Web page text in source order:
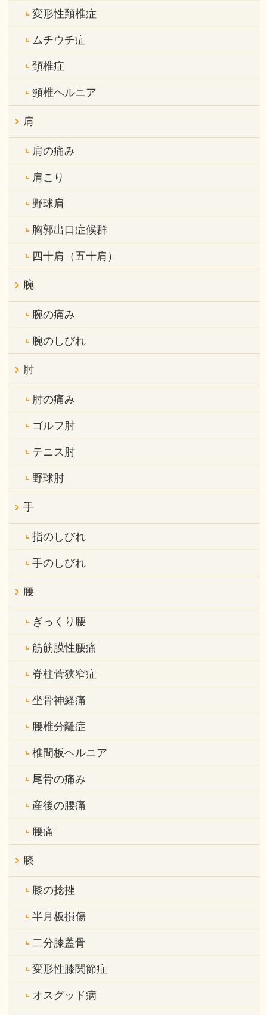
変形性頚椎症
ムチウチ症
頚椎症
頸椎ヘルニア
肩
肩の痛み
肩こり
野球肩
胸郭出口症候群
四十肩（五十肩）
腕
腕の痛み
腕のしびれ
肘
肘の痛み
ゴルフ肘
テニス肘
野球肘
手
指のしびれ
手のしびれ
腰
ぎっくり腰
筋筋膜性腰痛
脊柱菅狭窄症
坐骨神経痛
腰椎分離症
椎間板ヘルニア
尾骨の痛み
産後の腰痛
腰痛
膝
膝の捻挫
半月板損傷
二分膝蓋骨
変形性膝関節症
オスグッド病